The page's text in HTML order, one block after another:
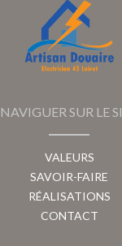
NAVIGUER SUR LE
VALEURS
SAVOIR-FAIRE
RÉALISATIONS
CONTACT